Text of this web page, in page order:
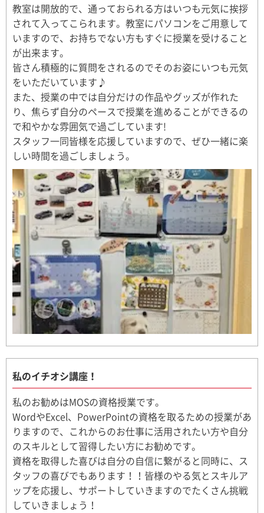
教室は開放的で、通っておられる方はいつも元気に挨拶
されて入ってこられます。教室にパソコンをご用意して
いますので、お持ちでない方もすぐに授業を受けること
が出来ます。
皆さん積極的に質問をされるのでそのお姿にいつも元気
をいただいています♪
また、授業の中では自分だけの作品やグッズが作れた
り、焦らず自分のペースで授業を進めることができるの
で和やかな雰囲気で過ごしています!
スタッフ一同皆様を応援していますので、ぜひ一緒に楽
しい時間を過ごしましょう。
私のイチオシ講座！
私のお勧めはMOSの資格授業です。
WordやExcel、PowerPointの資格を取るための授業があ
りますので、これからのお仕事に活用されたい方や自分
のスキルとして習得したい方にお勧めです。
資格を取得した喜びは自分の自信に繋がると同時に、ス
タッフの喜びでもあります！！皆様のやる気とスキルア
ップを応援し、サポートしていきますのでたくさん挑戦
していきましょう！